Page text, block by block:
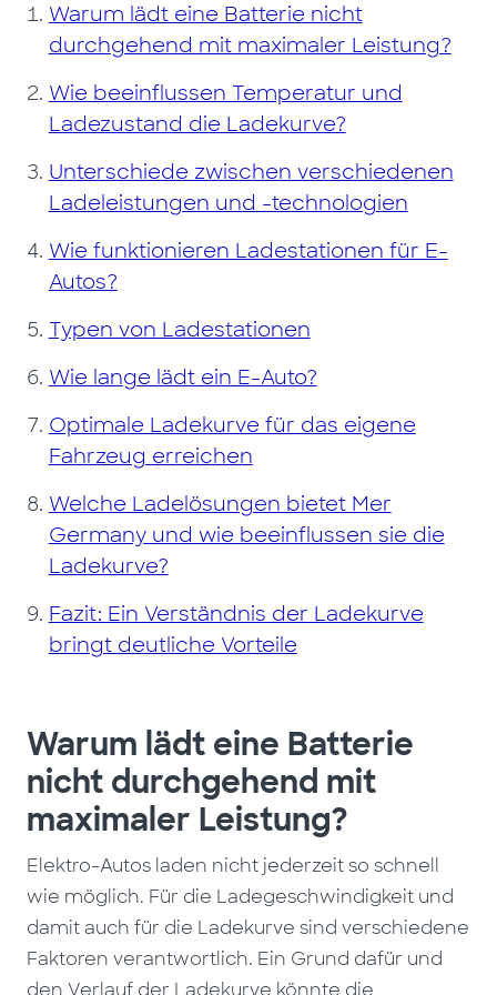
Warum lädt eine Batterie nicht
durchgehend mit maximaler Leistung?
Wie beeinflussen Temperatur und
Ladezustand die Ladekurve?
Unterschiede zwischen verschiedenen
Ladeleistungen und -technologien
Wie funktionieren Ladestationen für E-
Autos?
Typen von Ladestationen
Wie lange lädt ein E-Auto?
Optimale Ladekurve für das eigene
Fahrzeug erreichen
Welche Ladelösungen bietet Mer
Germany und wie beeinflussen sie die
Ladekurve?
Fazit: Ein Verständnis der Ladekurve
bringt deutliche Vorteile
Warum lädt eine Batterie
nicht durchgehend mit
maximaler Leistung?
Elektro-Autos laden nicht jederzeit so schnell
wie möglich. Für die Ladegeschwindigkeit und
damit auch für die Ladekurve sind verschiedene
Faktoren verantwortlich. Ein Grund dafür und